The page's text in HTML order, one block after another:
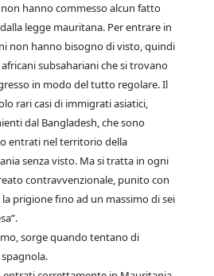
hanno commesso alcun fatto
legge mauritana. Per entrare in
non hanno bisogno di visto, quindi
subsahariani che si trovano
in modo del tutto regolare. Il
rari casi di immigrati asiatici,
dal Bangladesh, che sono
entrati nel territorio della
senza visto. Ma si tratta in ogni
contravvenzionale, punito con
prigione fino ad un massimo di sei
sorge quando tentano di